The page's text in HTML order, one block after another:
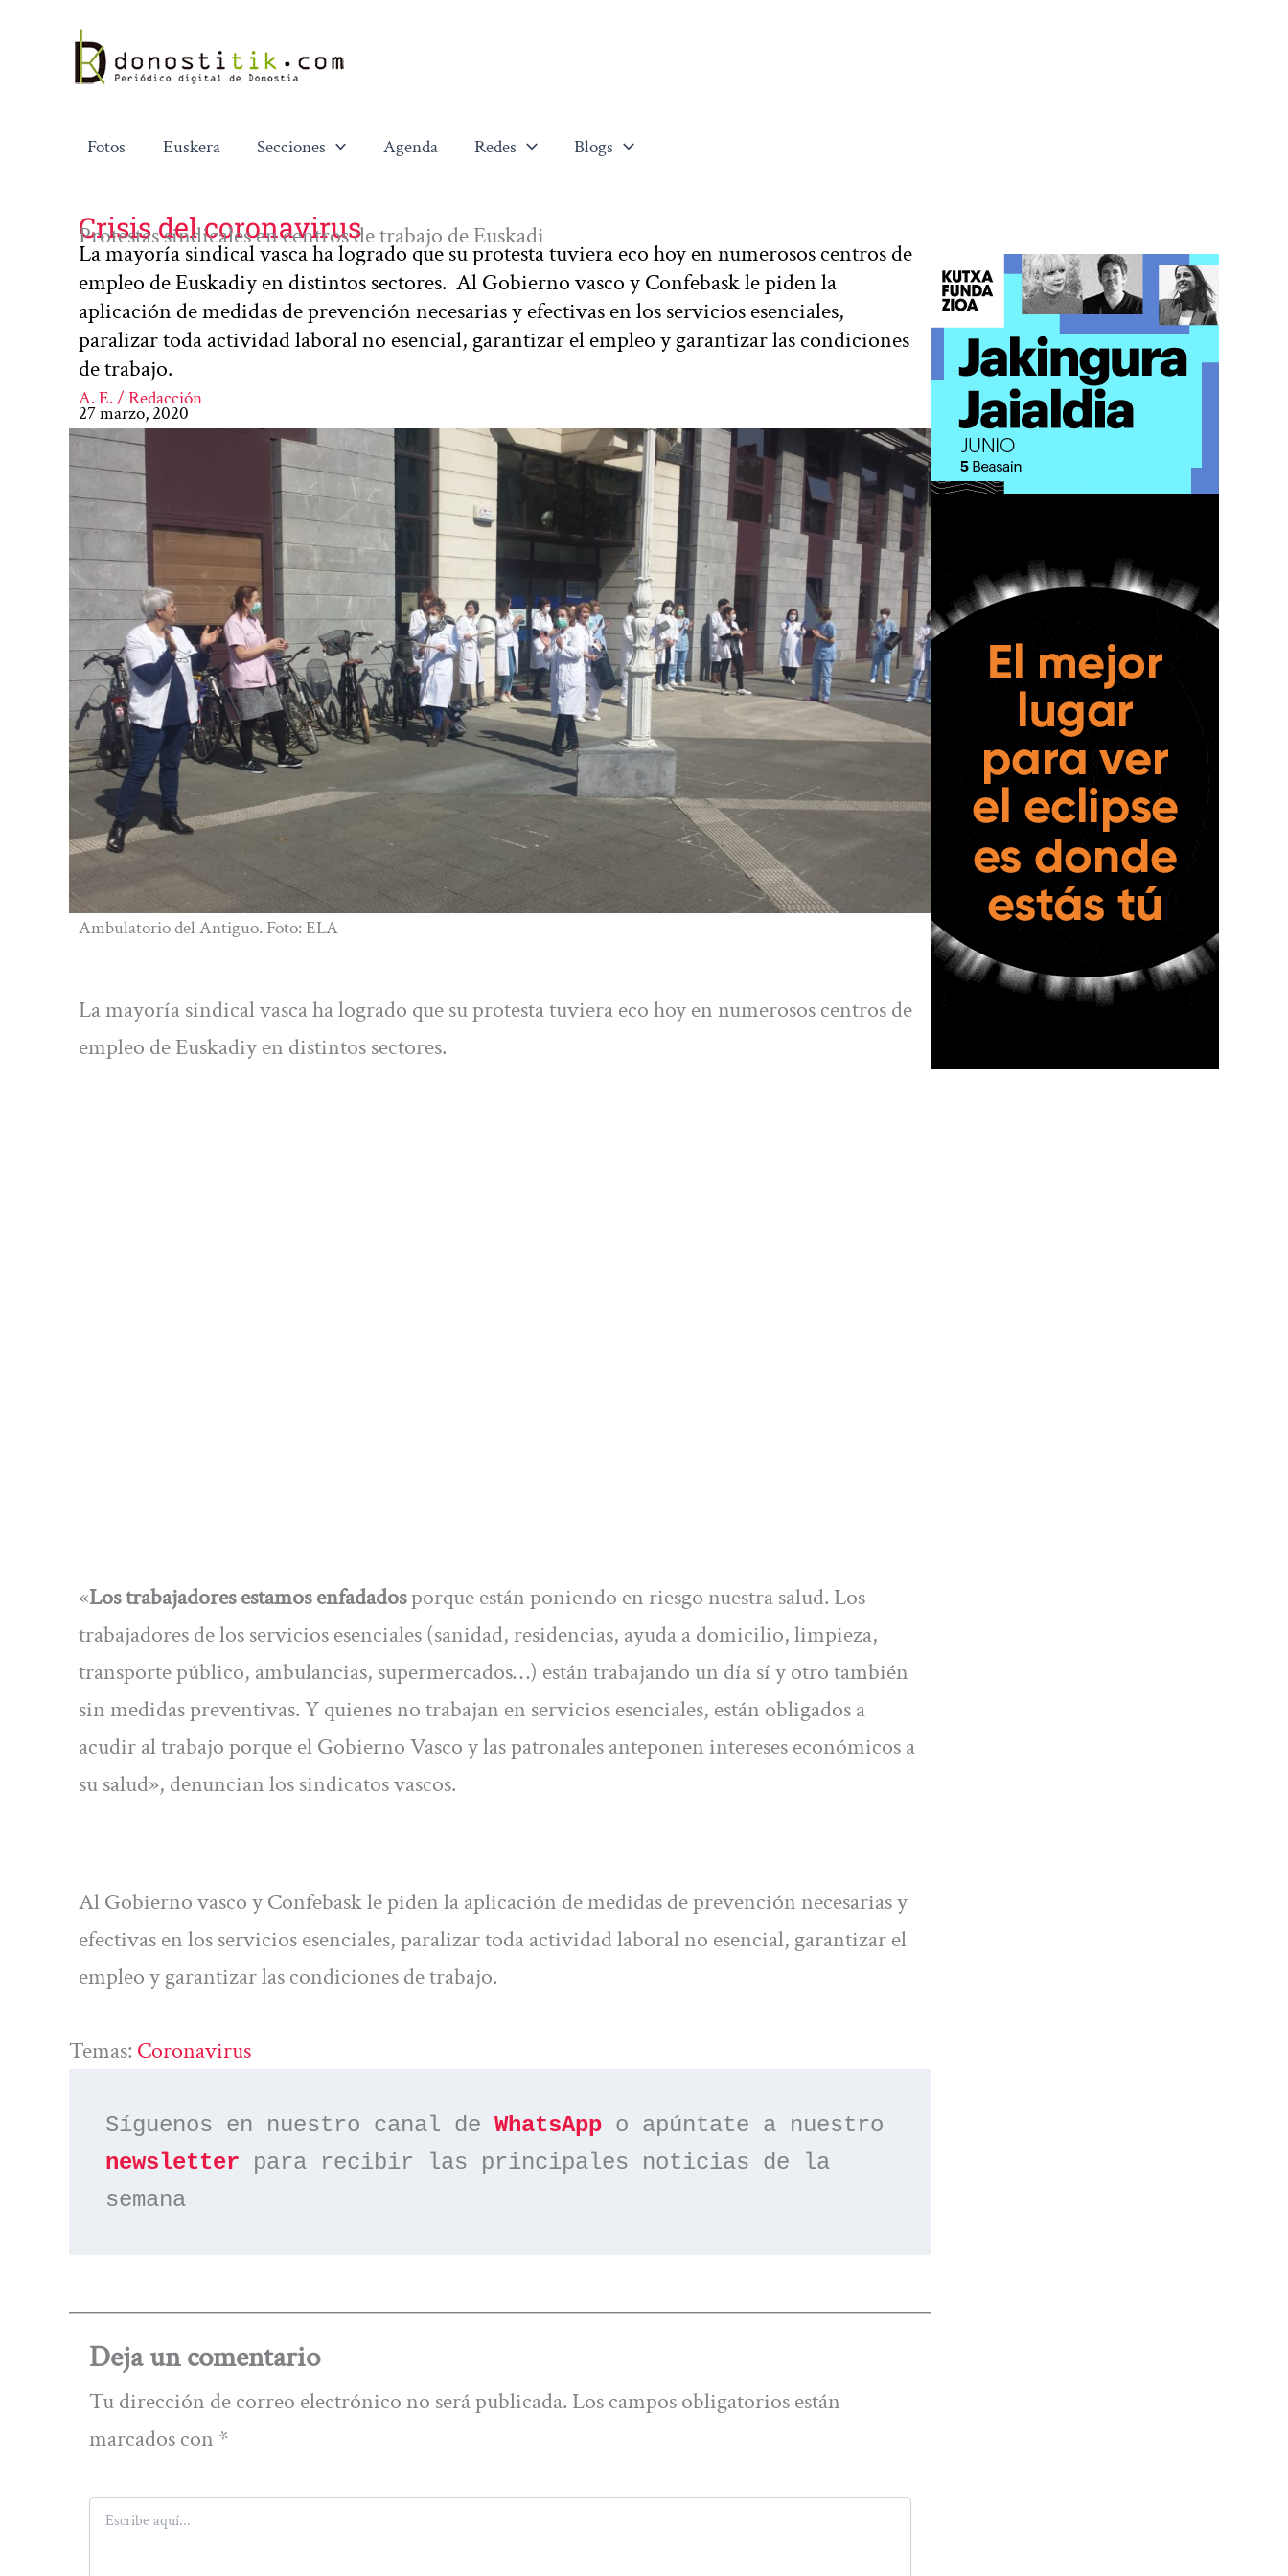
contenido
Fotos Euskera Secciones Agenda Redes Blogs
Crisis del coronavirus
Protestas sindicales en centros de trabajo de Euskadi
La mayoría sindical vasca ha logrado que su protesta tuviera eco hoy en numerosos centros de
empleo de Euskadiy en distintos sectores. Al Gobierno vasco y Confebask le piden la
aplicación de medidas de prevención necesarias y efectivas en los servicios esenciales,
paralizar toda actividad laboral no esencial, garantizar el empleo y garantizar las condiciones
de trabajo.
A. E. / Redacción
27 marzo, 2020
Ambulatorio del Antiguo. Foto: ELA
La mayoría sindical vasca ha logrado que su protesta tuviera eco hoy en numerosos centros de
empleo de Euskadiy en distintos sectores.
«Los trabajadores estamos enfadadosporque están poniendo en riesgo nuestra salud. Los
trabajadores de los servicios esenciales (sanidad, residencias, ayuda a domicilio, limpieza,
transporte público, ambulancias, supermercados…) están trabajando un día sí y otro también
sin medidas preventivas. Y quienes no trabajan en servicios esenciales, están obligados a
acudir al trabajo porque el Gobierno Vasco y las patronales anteponen intereses económicos a
su salud», denuncian los sindicatos vascos.
Al Gobierno vasco y Confebask le piden la aplicación de medidas de prevención necesarias y
efectivas en los servicios esenciales, paralizar toda actividad laboral no esencial, garantizar el
empleo y garantizar las condiciones de trabajo.
Temas: Coronavirus
Síguenos en nuestro canal de WhatsApp
newsletter para recibir las principales noticias de la
semana
Deja un comentario
Tu dirección de correo electrónico no será publicada. Los campos obligatorios están
marcados con *
Escribe
aquí...